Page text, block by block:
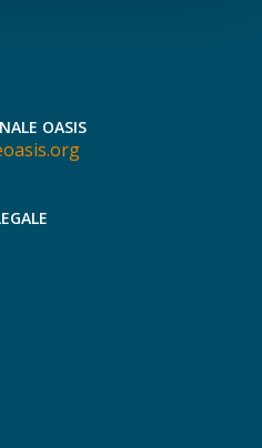
OASIS